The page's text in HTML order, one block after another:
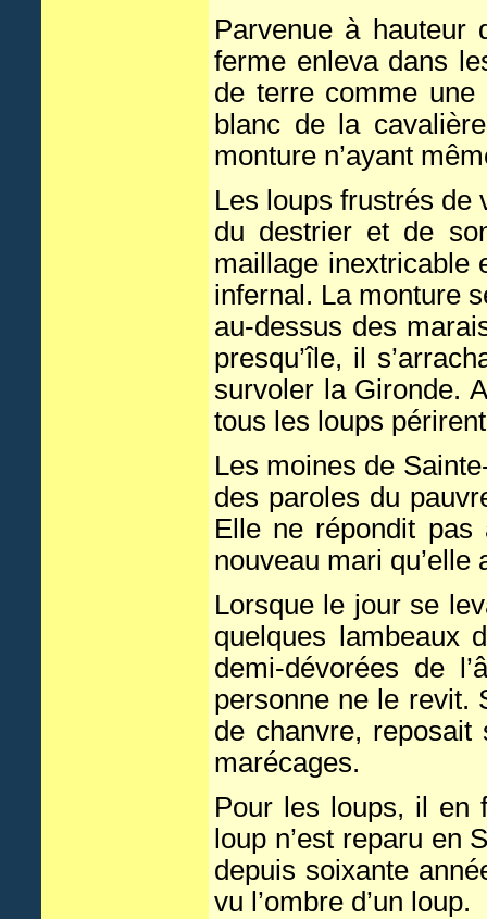
Parvenue à hauteur
ferme enleva dans
de terre comme
blanc de la
monture n’ayant
Les loups frustrés de
du destrier et de
maillage inextricable
infernal. La monture
au-dessus des
presqu’île, il
survoler la Gironde.
tous les loups
Les moines de
des paroles du
Elle ne répondit
nouveau mari qu’elle
Lorsque le jour se
quelques lambeaux
demi-dévorées de
personne ne le revit.
de chanvre,
marécages.
Pour les loups, il en
loup n’est reparu en
depuis soixante
vu l’ombre d’un loup.